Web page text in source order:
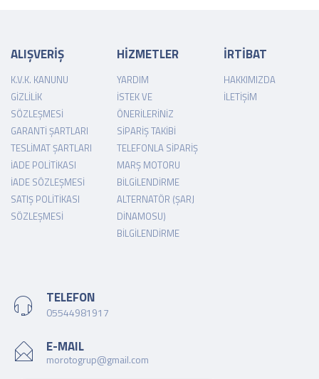
ALIŞVERİŞ
K.V.K. KANUNU
GIZLILIK
SÖZLEŞMESI
GARANTI ŞARTLARI
TESLIMAT ŞARTLARI
İADE POLITIKASI
İADE SÖZLEŞMESI
SATIŞ POLITIKASI
SÖZLEŞMESI
HİZMETLER
YARDIM
İSTEK VE
ÖNERILERINIZ
SIPARIŞ TAKIBI
TELEFONLA SIPARIŞ
MARŞ MOTORU
BILGILENDIRME
ALTERNATÖR (ŞARJ
DINAMOSU)
BILGILENDIRME
İRTİBAT
HAKKIMIZDA
İLETIŞIM
TELEFON
05544981917
E-MAIL
morotogrup@gmail.com